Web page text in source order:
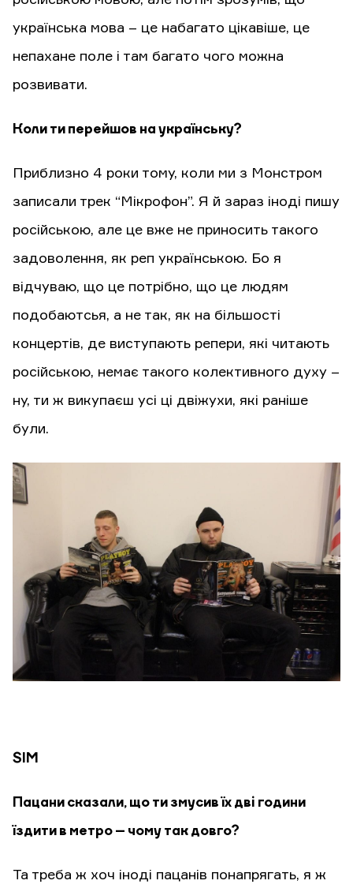
українська мова – це набагато цікавіше, це
непахане поле і там багато чого можна
розвивати.
Коли ти перейшов на українську?
Приблизно 4 роки тому, коли ми з Монстром
записали трек “Мікрофон”. Я й зараз іноді пишу
російською, але це вже не приносить такого
задоволення, як реп українською. Бо я
відчуваю, що це потрібно, що це людям
подобаютсья, а не так, як на більшості
концертів, де виступають репери, які читають
російською, немає такого колективного духу –
ну, ти ж викупаєш усі ці двіжухи, які раніше
були.
SIM
Пацани сказали, що ти змусив їх дві години
їздити в метро – чому так довго?
Та треба ж хоч іноді пацанів понапрягать, я ж